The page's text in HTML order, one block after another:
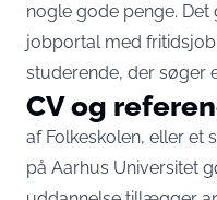
nogle gode penge. Det
jobportal med fritidsjob
studerende, der søger
CV og
af Folkeskolen, eller et
på Aarhus Universitet